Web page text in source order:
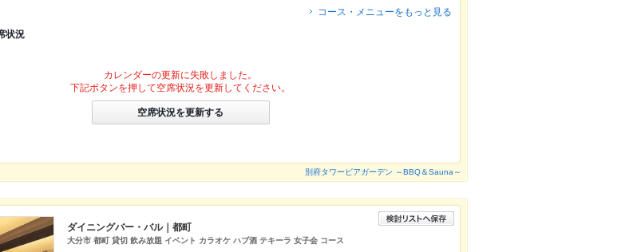
コース・メニューをもっと見る
状況
カレンダーの更新に失敗しました。
下記ボタンを押して空席状況を更新してください。
空席状況を更新する
別府タワービアガーデン ～BBQ＆Sauna～
ダイニングバー・バル｜都町
大分市 都町 貸切 飲み放題 イベント カラオケ ハブ酒 テキーラ 女子会 コース